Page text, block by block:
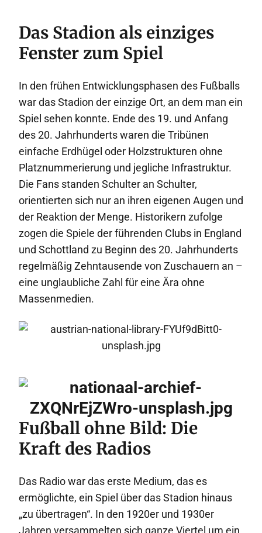
Das Stadion als einziges
Fenster zum Spiel
In den frühen Entwicklungsphasen des Fußballs
war das Stadion der einzige Ort, an dem man ein
Spiel sehen konnte. Ende des 19. und Anfang
des 20. Jahrhunderts waren die Tribünen
einfache Erdhügel oder Holzstrukturen ohne
Platznummerierung und jegliche Infrastruktur.
Die Fans standen Schulter an Schulter,
orientierten sich nur an ihren eigenen Augen und
der Reaktion der Menge. Historikern zufolge
zogen die Spiele der führenden Clubs in England
und Schottland zu Beginn des 20. Jahrhunderts
regelmäßig Zehntausende von Zuschauern an –
eine unglaubliche Zahl für eine Ära ohne
Massenmedien.
Fußball ohne Bild: Die
Kraft des Radios
Das Radio war das erste Medium, das es
ermöglichte, ein Spiel über das Stadion hinaus
„zu übertragen“. In den 1920er und 1930er
Jahren versammelten sich ganze Viertel um ein